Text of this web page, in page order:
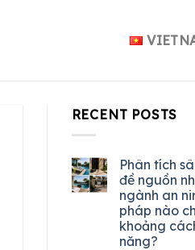
RECENT POSTS
Phân tích
đề nguồn
ngành an
pháp nào
khoảng
năng?